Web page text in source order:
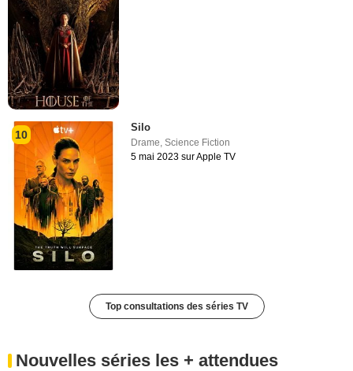
10
Silo
Drame,Science Fiction
5 mai 2023 sur Apple TV
Top consultations des séries TV
Nouvelles séries les + attendues